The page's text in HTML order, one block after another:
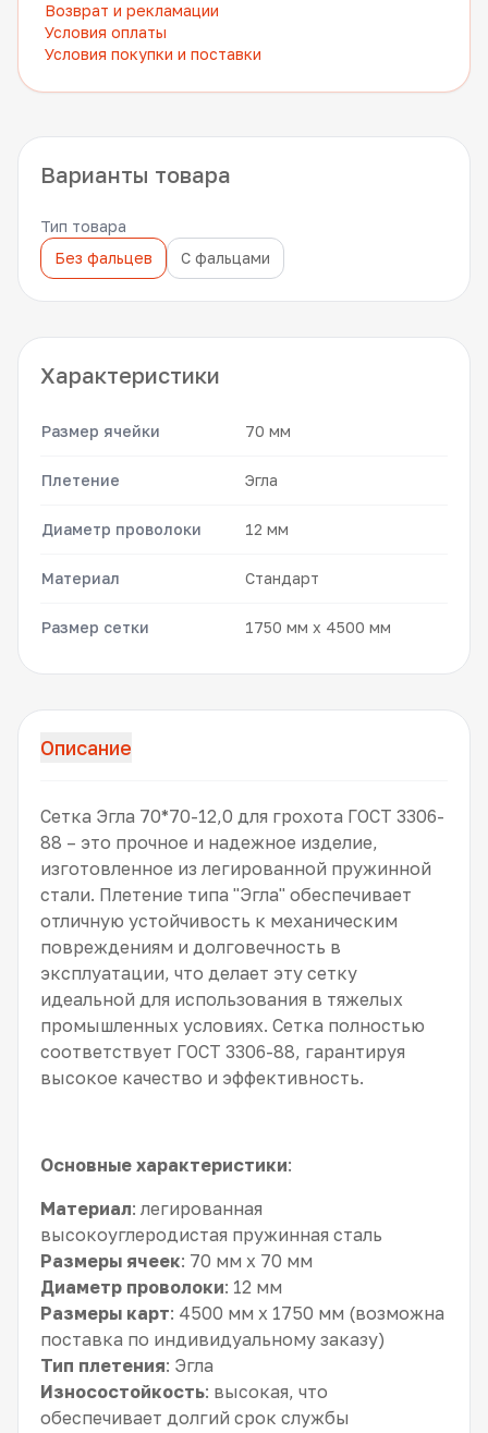
Возврат и рекламации
Условия оплаты
Условия покупки и поставки
Варианты товара
Тип товара
Без фальцев
С фальцами
Характеристики
Размер ячейки 70 мм
Плетение Эгла
Диаметр проволоки 12 мм
Материал Стандарт
Размер сетки 1750 мм x 4500 мм
Описание
Сетка Эгла 70*70-12,0 для грохота ГОСТ 3306-
88 – это прочное и надежное изделие,
изготовленное из легированной пружинной
стали. Плетение типа "Эгла" обеспечивает
отличную устойчивость к механическим
повреждениям и долговечность в
эксплуатации, что делает эту сетку
идеальной для использования в тяжелых
промышленных условиях. Сетка полностью
соответствует ГОСТ 3306-88, гарантируя
высокое качество и эффективность.
Основные характеристики:
Материал: легированная
высокоуглеродистая пружинная сталь
Размеры ячеек: 70 мм x 70 мм
Диаметр проволоки: 12 мм
Размеры карт: 4500 мм x 1750 мм (возможна
поставка по индивидуальному заказу)
Тип плетения: Эгла
Износостойкость: высокая, что
обеспечивает долгий срок службы